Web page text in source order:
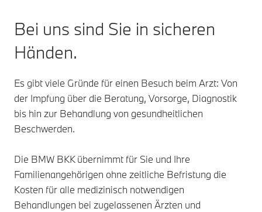
Bei uns sind Sie in sicheren
Händen.
Es gibt viele Gründe für einen Besuch beim Arzt: Von
der Impfung über die Beratung, Vorsorge, Diagnostik
bis hin zur Behandlung von gesundheitlichen
Beschwerden.
Die BMW BKK übernimmt für Sie und Ihre
Familienangehörigen ohne zeitliche Befristung die
Kosten für alle medizinisch notwendigen
Behandlungen bei zugelassenen Ärzten und